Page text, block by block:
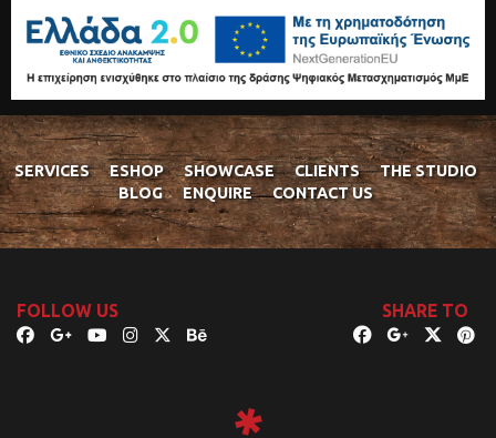
SERVICES ESHOP SHOWCASE CLIENTS
THE STUDIO
BLOG
ENQUIRE CONTACT US
FOLLOW US SHARE TO